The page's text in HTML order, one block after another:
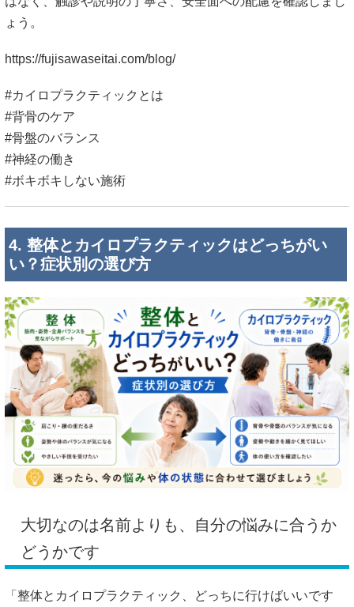
ょう。
https://fujisawaseitai.com/blog/
#カイロプラクティックとは
#背骨のケア
#骨盤のバランス
#神経の働き
#ボキボキしない施術
4. 整体とカイロプラクティックはどっちがい
い？症状別の選び方
大切なのは名前よりも、自分の悩みに合うか
どうかです
「整体とカイロプラクティック、どっちに行けばいいです